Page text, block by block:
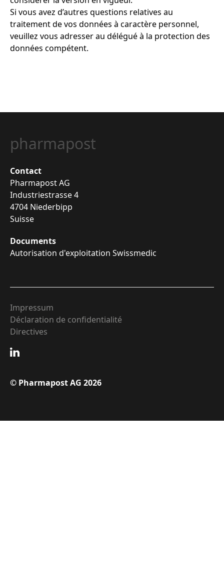
Si vous avez d’autres questions relatives au
traitement de vos données à caractère personnel,
veuillez vous adresser au délégué à la protection des
données compétent.
pharmapost
Contact
Pharmapost AG
Industriestrasse 4
4704 Niederbipp
Suisse
Documents
Autorisation d'exploitation Swissmedic
Impressum
Déclaration de confidentialité
Directives
© Pharmapost AG 2026